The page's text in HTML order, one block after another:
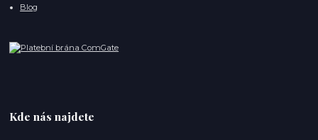
Blog
Kde nás najdete